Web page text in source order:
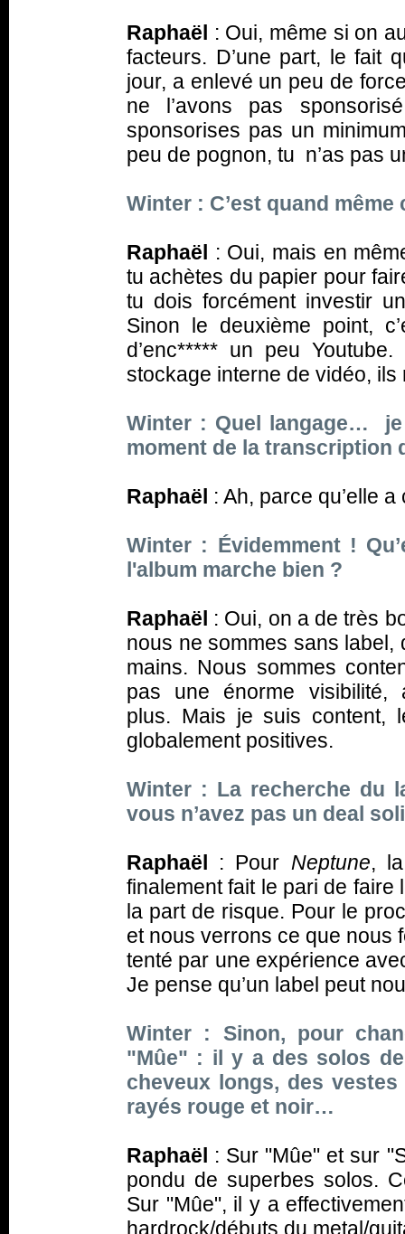
Raphaël : Oui, même si on
facteurs. D’une part, le fait
jour, a enlevé un peu de
ne l’avons pas
sponsorises pas un
peu de pognon, tu n’as pas
Winter : C’est quand
Raphaël : Oui, mais en
tu achètes du papier pour
tu dois forcément investir
Sinon le deuxième point,
d’enc***** un peu
stockage interne de vidéo,
Winter : Quel langage…
moment de la transcription
Raphaël : Ah, parce qu’elle
Winter : Évidemment !
l'album marche bien ?
Raphaël : Oui, on a de très
nous ne sommes sans
mains. Nous sommes
pas une énorme
plus. Mais je suis content,
globalement positives.
Winter : La recherche du
vous n’avez pas un deal
Raphaël : Pour Neptune,
finalement fait le pari de
la part de risque. Pour le
et nous verrons ce que nous
tenté par une expérience
Je pense qu’un label peut
Winter : Sinon, pour
"Mûe" : il y a des solos
cheveux longs, des
rayés rouge et noir…
Raphaël : Sur "Mûe" et sur
pondu de superbes solos.
Sur "Mûe", il y a
hardrock/débuts du metal/